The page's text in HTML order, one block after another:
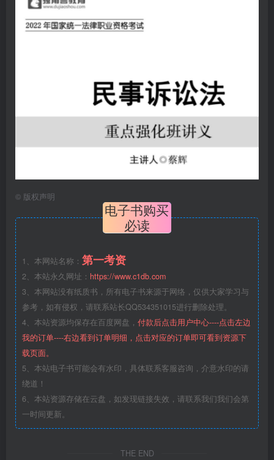
© 版权声明
电子书购买
必读
1、本网站名称： 第一考资
2、本站永久网址： https://www.c1db.com
3、本网站没有纸质书，所有电子书来源于网络，仅供大家学习与
参考，如有侵权，请联系站长QQ534351015进行删除处理。
4、本站资源均保存在百度网盘， 付款后点击用户中心----点击左边
我的订单----右边看到订单明细，点击对应的订单即可看到资源下
载页面。
5、本站电子书可能会有水印，具体联系客服咨询，介意水印的请
绕道！
6、本站资源存储在云盘，如发现链接失效，请联系我们我们会第
一时间更新。
THE END